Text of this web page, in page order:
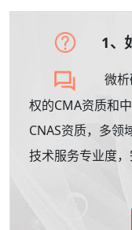
1、
微
权的CMA资质和
CNAS资质，多领
技术服务专业度，